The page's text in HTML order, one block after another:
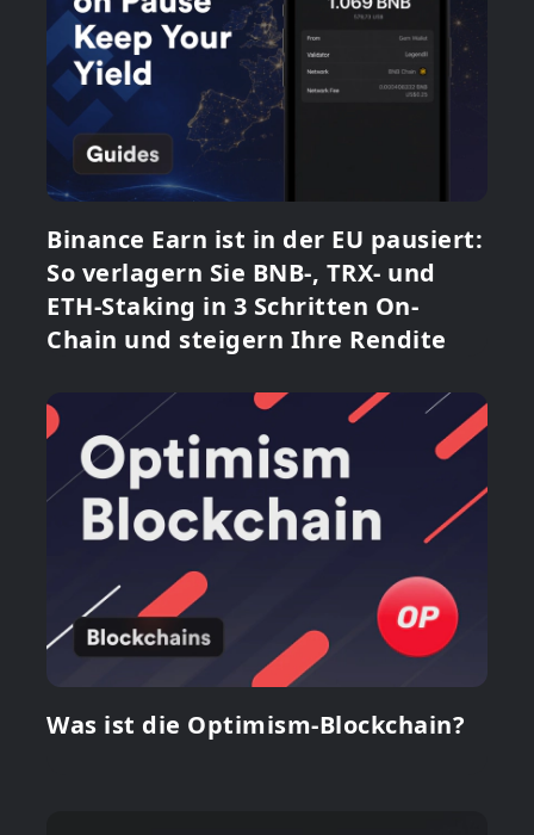
Binance Earn ist in der EU pausiert:
So verlagern Sie BNB-, TRX- und
ETH-Staking in 3 Schritten On-
Chain und steigern Ihre Rendite
Was ist die Optimism-Blockchain?